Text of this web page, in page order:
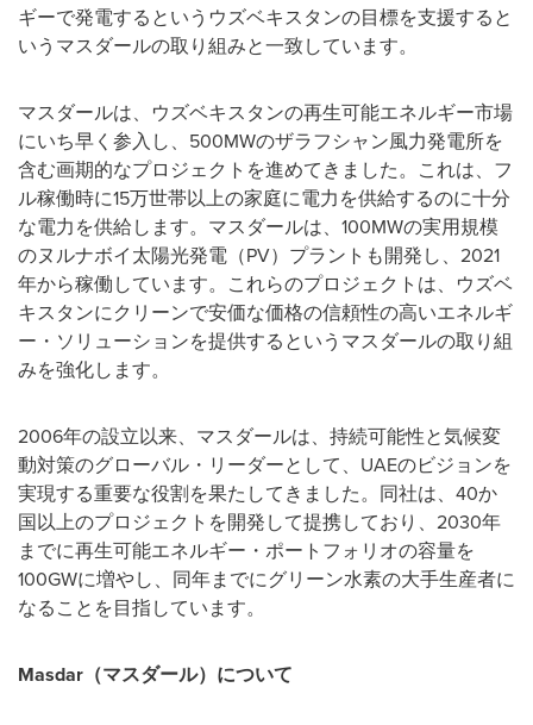
ギーで発電するというウズベキスタンの目標を支援すると
いうマスダールの取り組みと一致しています。
マスダールは、ウズベキスタンの再生可能エネルギー市場
にいち早く参入し、500MWのザラフシャン風力発電所を
含む画期的なプロジェクトを進めてきました。これは、フ
ル稼働時に15万世帯以上の家庭に電力を供給するのに十分
な電力を供給します。マスダールは、100MWの実用規模
のヌルナボイ太陽光発電（PV）プラントも開発し、2021
年から稼働しています。これらのプロジェクトは、ウズベ
キスタンにクリーンで安価な価格の信頼性の高いエネルギ
ー・ソリューションを提供するというマスダールの取り組
みを強化します。
2006年の設立以来、マスダールは、持続可能性と気候変
動対策のグローバル・リーダーとして、UAEのビジョンを
実現する重要な役割を果たしてきました。同社は、40か
国以上のプロジェクトを開発して提携しており、2030年
までに再生可能エネルギー・ポートフォリオの容量を
100GWに増やし、同年までにグリーン水素の大手生産者に
なることを目指しています。
Masdar （マスダール）について